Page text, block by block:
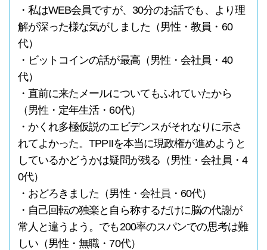
・私はWEB会員ですが、30分のお話でも、より理
解が深った様な気がしました（男性・教員・60
代）
・ビットコインの話が最高（男性・会社員・40
代）
・直前に来たメールについてもふれていたから
（男性・定年生活・60代）
・かくれ多極仮説のエビデンスがそれなりに示さ
れてよかった。TPPIIを本当に現政権が進めようと
しているかどうかは疑問が残る（男性・会社員・4
0代）
・おどろきました（男性・会社員・60代）
・自己回転の独楽と自ら称するだけに脳の代謝が
常人と違うよう。でも200率のスパンでの思考は難
しい（男性・無職・70代）